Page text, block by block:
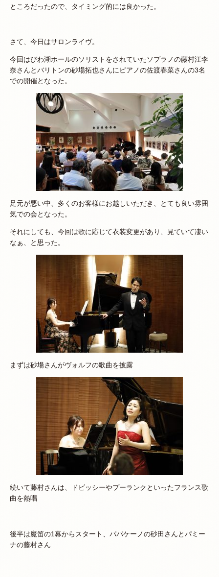
ところだったので、タイミング的には良かった。
さて、今日はサロンライヴ。
今回はびわ湖ホールのソリストをされていたソプラノの藤村江李
奈さんとバリトンの砂場拓也さんにピアノの佐渡春菜さんの3名
での開催となった。
足元が悪い中、多くのお客様にお越しいただき、とても良い雰囲
気での会となった。
それにしても、今回は歌に応じて衣装変更があり、見ていて凄い
なぁ、と思った。
まずは砂場さんがヴォルフの歌曲を披露
続いて藤村さんは、ドビッシーやプーランクといったフランス歌
曲を熱唱
後半は魔笛の1幕からスタート、パパケーノの砂田さんとパミー
ナの藤村さん